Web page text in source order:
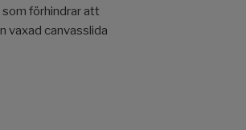
förhindrar att
vaxad canvasslida